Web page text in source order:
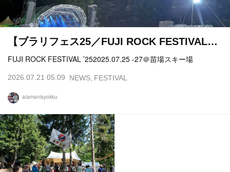
【ブラリフェス25／FUJI ROCK FESTIVAL…
FUJI ROCK FESTIVAL ’252025.07.25 -27＠苗場スキー場
2026.07.21 05:09 NEWS FESTIVAL
atamanisyokku